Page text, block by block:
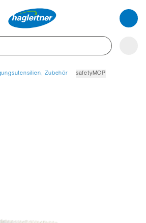
Zubehör safetyMOP